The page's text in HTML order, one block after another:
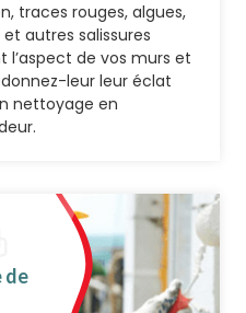
traces rouges, algues,
autres salissures
l’aspect de vos murs et
leur leur éclat
nettoyage en
de